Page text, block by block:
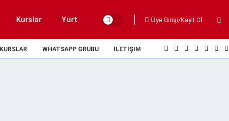
Kurslar Yurt Üye Girişi/Kayıt Ol
KURSLAR WHATSAPP GRUBU İLETIŞIM